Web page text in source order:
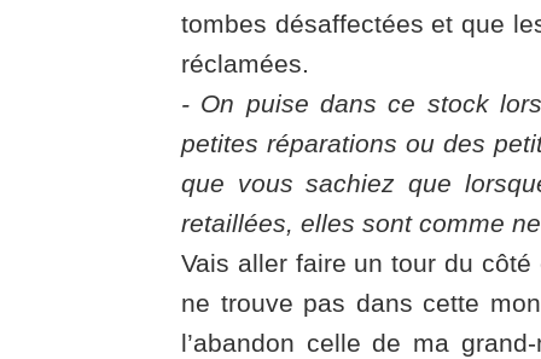
tombes désaffectées et que
réclamées.
- On puise dans ce stock
petites réparations ou des
que vous sachiez que
retaillées, elles sont comme
Vais aller faire un tour du
ne trouve pas dans cette
l’abandon celle de ma